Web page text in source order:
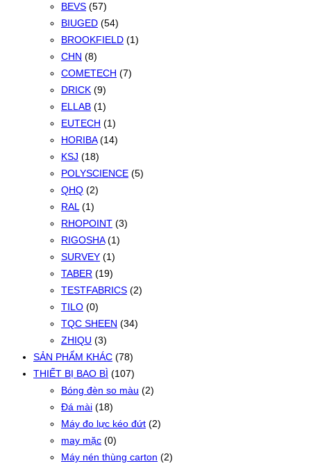
BEVS (57)
BIUGED (54)
BROOKFIELD (1)
CHN (8)
COMETECH (7)
DRICK (9)
ELLAB (1)
EUTECH (1)
HORIBA (14)
KSJ (18)
POLYSCIENCE (5)
QHQ (2)
RAL (1)
RHOPOINT (3)
RIGOSHA (1)
SURVEY (1)
TABER (19)
TESTFABRICS (2)
TILO (0)
TQC SHEEN (34)
ZHIQU (3)
SẢN PHẨM KHÁC (78)
THIẾT BỊ BAO BÌ (107)
Bóng đèn so màu (2)
Đá mài (18)
Máy đo lực kéo đứt (2)
may mặc (0)
Máy nén thùng carton (2)